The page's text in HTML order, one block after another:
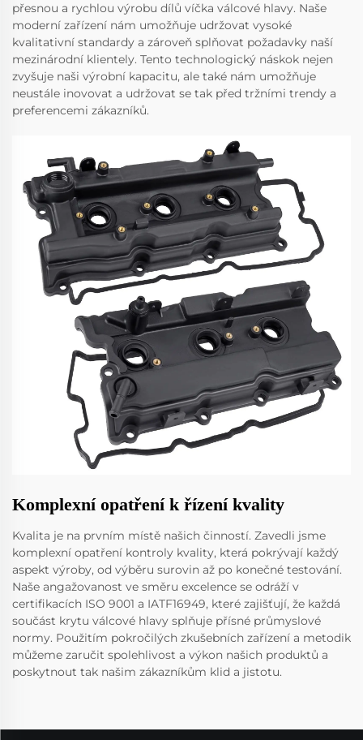
přesnou a rychlou výrobu dílů víčka válcové hlavy. Naše
moderní zařízení nám umožňuje udržovat vysoké
kvalitativní standardy a zároveň splňovat požadavky naší
mezinárodní klientely. Tento technologický náskok nejen
zvyšuje naši výrobní kapacitu, ale také nám umožňuje
neustále inovovat a udržovat se tak před tržními trendy a
preferencemi zákazníků.
Komplexní opatření k řízení kvality
Kvalita je na prvním místě našich činností. Zavedli jsme
komplexní opatření kontroly kvality, která pokrývají každý
aspekt výroby, od výběru surovin až po konečné testování.
Naše angažovanost ve směru excelence se odráží v
certifikacích ISO 9001 a IATF16949, které zajišťují, že každá
součást krytu válcové hlavy splňuje přísné průmyslové
normy. Použitím pokročilých zkušebních zařízení a metodik
můžeme zaručit spolehlivost a výkon našich produktů a
poskytnout tak našim zákazníkům klid a jistotu.